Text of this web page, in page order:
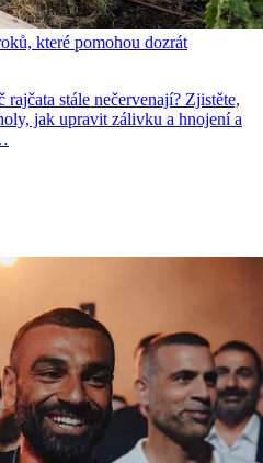
které pomohou dozrát
stále nečervenají? Zjistěte,
jak upravit zálivku a hnojení a